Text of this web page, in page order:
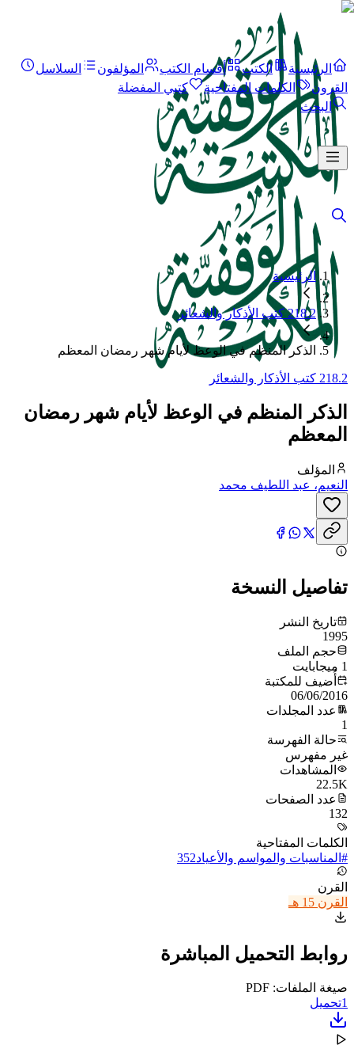
الرئيسية الكتب أقسام الكتب المؤلفون
السلاسل
القرون
الكلمات المفتاحية
كتبي المفضلة
البحث
الرئيسية
218.2 كتب الأذكار والشعائر
الذكر المنظم في الوعظ لأيام شهر رمضان المعظم
218.2 كتب الأذكار والشعائر
الذكر المنظم في الوعظ لأيام شهر رمضان
المعظم
المؤلف
النعيم، عبد اللطيف محمد
تفاصيل النسخة
تاريخ النشر
1995
حجم الملف
1 ميجابايت
أُضيف للمكتبة
06/06/2016
عدد المجلدات
1
حالة الفهرسة
غير مفهرس
المشاهدات
22.5K
عدد الصفحات
132
الكلمات المفتاحية
# المناسبات والمواسم والأعياد352
القرن
القرن 15 هـ
روابط التحميل المباشرة
صيغة الملفات: PDF
1تحميل